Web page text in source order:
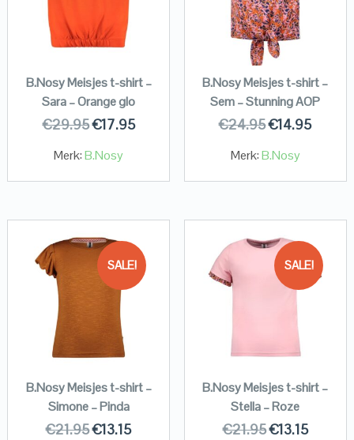
B.Nosy Meisjes t-shirt –
Sara – Orange glo
€29.95€17.95
Merk:B.Nosy
B.Nosy Meisjes t-shirt –
Sem – Stunning AOP
€24.95€14.95
Merk:B.Nosy
SALE!
B.Nosy Meisjes t-shirt –
Simone – Pinda
€21.95€13.15
SALE!
B.Nosy Meisjes t-shirt –
Stella – Roze
€21.95€13.15